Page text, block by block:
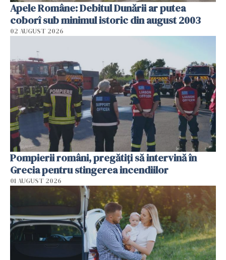
Apele Române: Debitul Dunării ar putea
coborî sub minimul istoric din august 2003
02 AUGUST 2026
Pompierii români, pregătiţi să intervină în
Grecia pentru stingerea incendiilor
01 AUGUST 2026